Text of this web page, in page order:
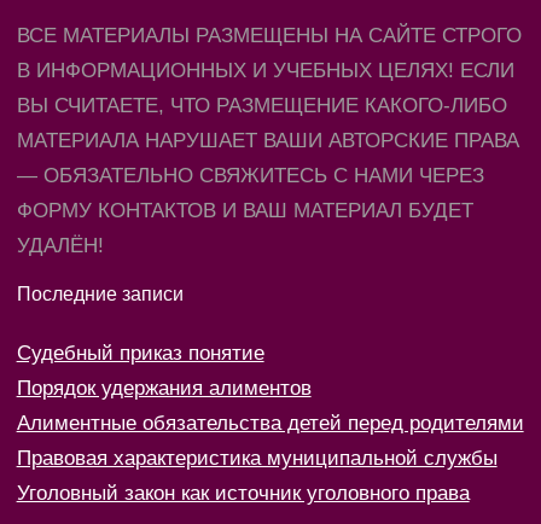
ВСЕ МАТЕРИАЛЫ РАЗМЕЩЕНЫ НА САЙТЕ СТРОГО
В ИНФОРМАЦИОННЫХ И УЧЕБНЫХ ЦЕЛЯХ! ЕСЛИ
ВЫ СЧИТАЕТЕ, ЧТО РАЗМЕЩЕНИЕ КАКОГО-ЛИБО
МАТЕРИАЛА НАРУШАЕТ ВАШИ АВТОРСКИЕ ПРАВА
— ОБЯЗАТЕЛЬНО СВЯЖИТЕСЬ С НАМИ ЧЕРЕЗ
ФОРМУ КОНТАКТОВ И ВАШ МАТЕРИАЛ БУДЕТ
УДАЛЁН!
Последние записи
Судебный приказ понятие
Порядок удержания алиментов
Алиментные обязательства детей перед родителями
Правовая характеристика муниципальной службы
Уголовный закон как источник уголовного права